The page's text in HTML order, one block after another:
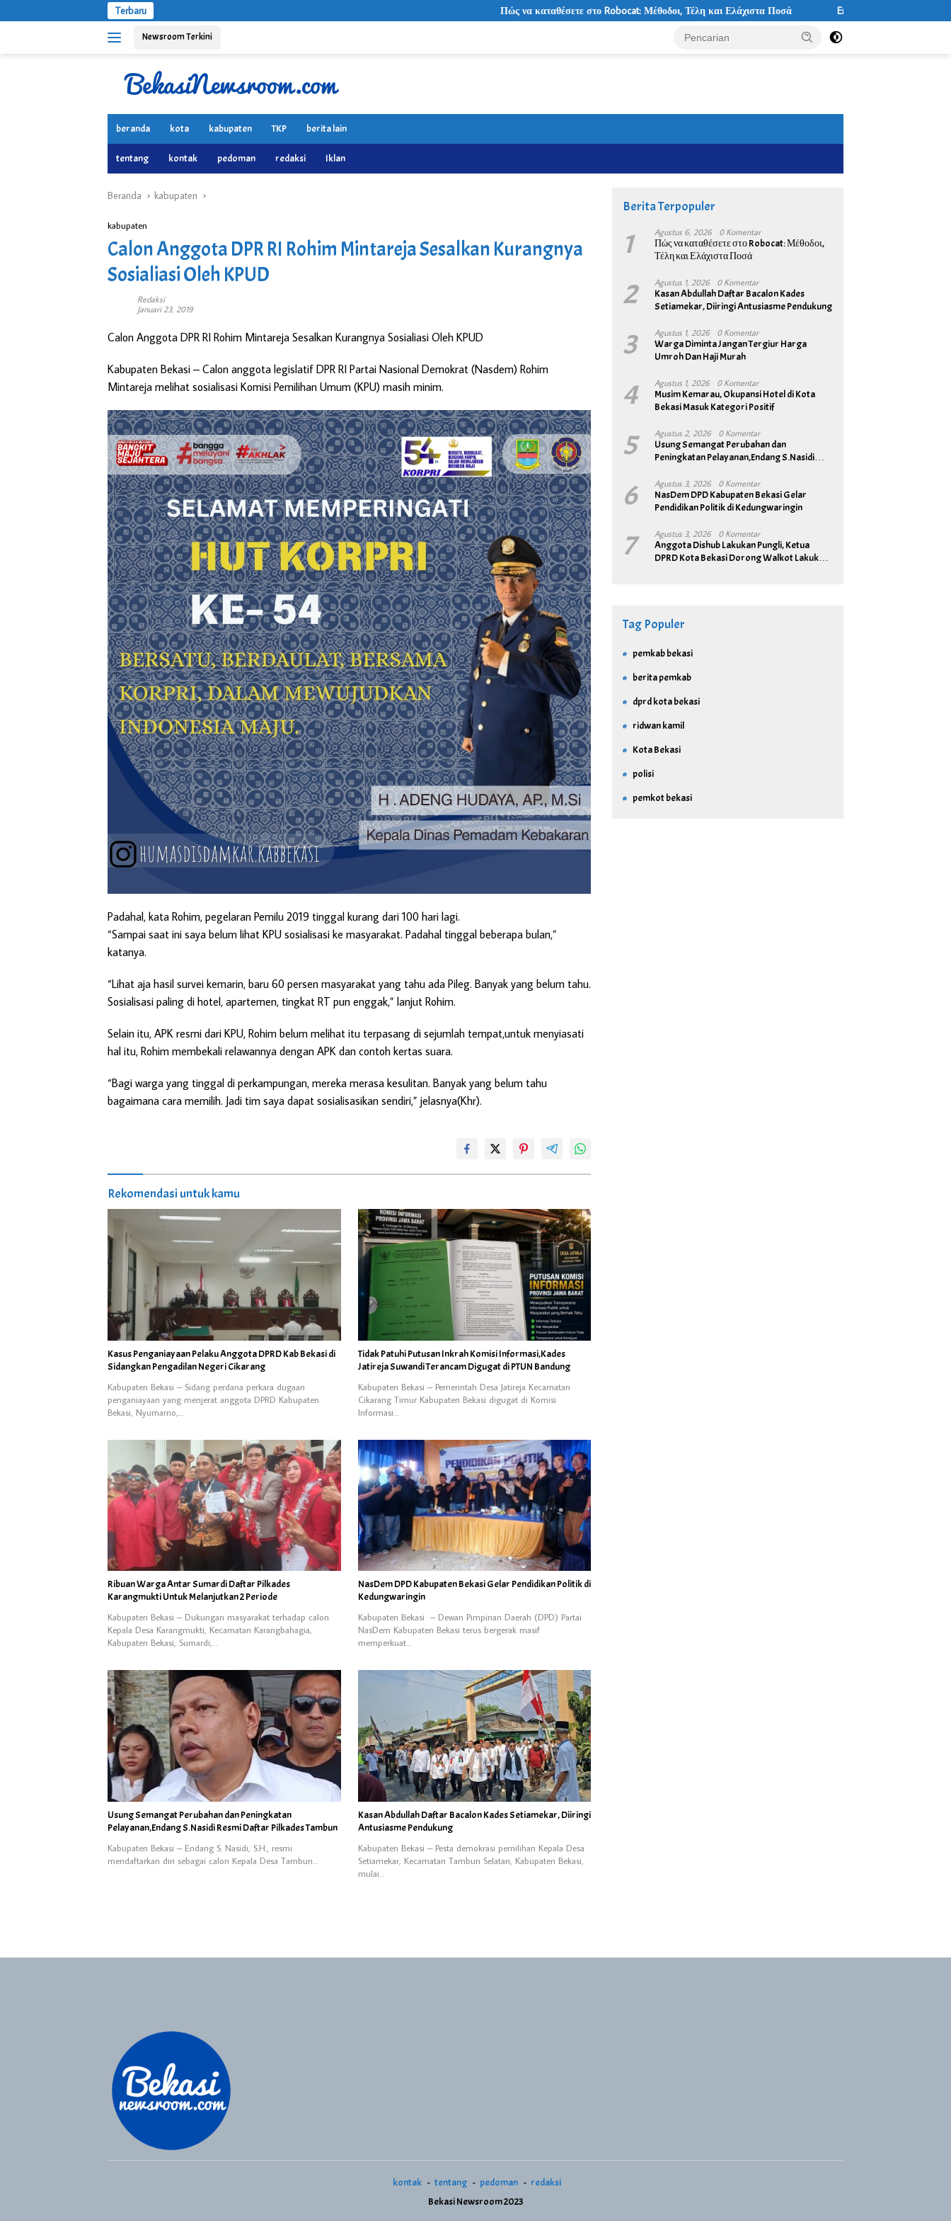
ke
Terbaru Πώς να καταθέσετε στο Robocat: Μέθοδοι, Τέλη και Ελάχιστα Ποσά Energy casino VIP születésnapi és
Newsroom Terkini
beranda kota kabupaten TKP berita lain
tentang kontak pedoman redaksi Iklan
Beranda kabupaten
kabupaten
Calon Anggota DPR RI Rohim Mintareja Sesalkan Kurangnya
Sosialiasi Oleh KPUD
Redaksi
Januari 23, 2019
Calon Anggota DPR RI Rohim Mintareja Sesalkan Kurangnya Sosialiasi Oleh KPUD
Kabupaten Bekasi – Calon anggota legislatif DPR RI Partai Nasional Demokrat (Nasdem) Rohim
Mintareja melihat sosialisasi Komisi Pemilihan Umum (KPU) masih minim.
Padahal, kata Rohim, pegelaran Pemilu 2019 tinggal kurang dari 100 hari lagi.
“Sampai saat ini saya belum lihat KPU sosialisasi ke masyarakat. Padahal tinggal beberapa bulan,”
katanya.
“Lihat aja hasil survei kemarin, baru 60 persen masyarakat yang tahu ada Pileg. Banyak yang belum tahu.
Sosialisasi paling di hotel, apartemen, tingkat RT pun enggak,” lanjut Rohim.
Selain itu, APK resmi dari KPU, Rohim belum melihat itu terpasang di sejumlah tempat,untuk menyiasati
hal itu, Rohim membekali relawannya dengan APK dan contoh kertas suara.
“Bagi warga yang tinggal di perkampungan, mereka merasa kesulitan. Banyak yang belum tahu
bagaimana cara memilih. Jadi tim saya dapat sosialisasikan sendiri,” jelasnya(Khr).
Rekomendasi untuk kamu
Kasus Penganiayaan Pelaku Anggota DPRD Kab Bekasi di
Sidangkan Pengadilan Negeri Cikarang
Kabupaten Bekasi – Sidang perdana perkara dugaan
penganiayaan yang menjerat anggota DPRD Kabupaten
Bekasi, Nyumarno,…
Tidak Patuhi Putusan Inkrah Komisi Informasi,Kades
Jatireja Suwandi Terancam Digugat di PTUN Bandung
Kabupaten Bekasi – Pemerintah Desa Jatireja Kecamatan
Cikarang Timur Kabupaten Bekasi digugat di Komisi
Informasi…
Ribuan Warga Antar Sumardi Daftar Pilkades
Karangmukti Untuk Melanjutkan 2 Periode
Kabupaten Bekasi – Dukungan masyarakat terhadap calon
Kepala Desa Karangmukti, Kecamatan Karangbahagia,
Kabupaten Bekasi, Sumardi,…
NasDem DPD Kabupaten Bekasi Gelar Pendidikan Politik di
Kedungwaringin
Kabupaten Bekasi – Dewan Pimpinan Daerah (DPD) Partai
NasDem Kabupaten Bekasi terus bergerak masif
memperkuat…
Usung Semangat Perubahan dan Peningkatan
Pelayanan,Endang S.Nasidi Resmi Daftar Pilkades Tambun
Kabupaten Bekasi – Endang S. Nasidi, S.H., resmi
mendaftarkan diri sebagai calon Kepala Desa Tambun…
Kasan Abdullah Daftar Bacalon Kades Setiamekar, Diiringi
Antusiasme Pendukung
Kabupaten Bekasi – Pesta demokrasi pemilihan Kepala Desa
Setiamekar, Kecamatan Tambun Selatan, Kabupaten Bekasi,
mulai…
Berita Terpopuler
1 Agustus 6, 2026 0 Komentar
Πώς να καταθέσετε στο Robocat: Μέθοδοι,
Τέλη και Ελάχιστα Ποσά
2 Agustus 1, 2026 0 Komentar
Kasan Abdullah Daftar Bacalon Kades
Setiamekar, Diiringi Antusiasme Pendukung
3 Agustus 1, 2026 0 Komentar
Warga Diminta Jangan Tergiur Harga
Umroh Dan Haji Murah
4 Agustus 1, 2026 0 Komentar
Musim Kemarau, Okupansi Hotel di Kota
Bekasi Masuk Kategori Positif
5 Agustus 2, 2026 0 Komentar
Usung Semangat Perubahan dan
Peningkatan Pelayanan,Endang S.Nasidi
6 Agustus 3, 2026 0 Komentar
NasDem DPD Kabupaten Bekasi Gelar
Pendidikan Politik di Kedungwaringin
7 Agustus 3, 2026 0 Komentar
Anggota Dishub Lakukan Pungli, Ketua
DPRD Kota Bekasi Dorong Walkot Lakukan
Tag Populer
pemkab bekasi
berita pemkab
dprd kota bekasi
ridwan kamil
Kota Bekasi
polisi
pemkot bekasi
kontak tentang pedoman
redaksi
Bekasi Newsroom 2023